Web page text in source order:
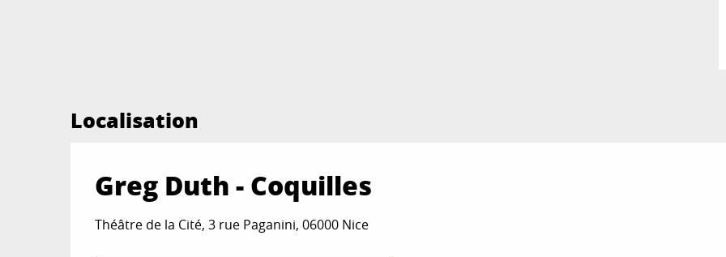
Localisation
Greg Duth - Coquilles
Théâtre de la Cité, 3 rue Paganini, 06000 Nice